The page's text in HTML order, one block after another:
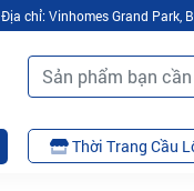
Địa chỉ: Vinhomes Grand Park,
Thời Trang Cầu